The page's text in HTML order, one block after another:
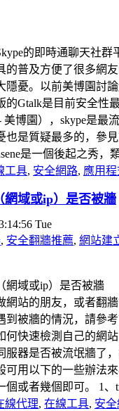
的普及方便了很多網
隱憂。以前美博園討
的Gtalk是目前安全性
博園），skype是最
也是質疑最多的，參
是一個後起之秀，
工具, 安全網路, 應用
網域或ip）是否被牆
Tue
, 安全翻牆推薦, 網站建
網站的朋友，或者翻
到被牆的情況，請參
何快速檢測自己的網站
服器是否被流氓牆了
可用以下的一些辦法
個或者幾個即可。 1、
線代理, 在線工具, 安